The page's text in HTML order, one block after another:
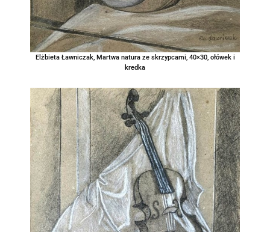
Elżbieta Ławniczak, Martwa natura ze skrzypcami, 40×30, ołówek i
kredka